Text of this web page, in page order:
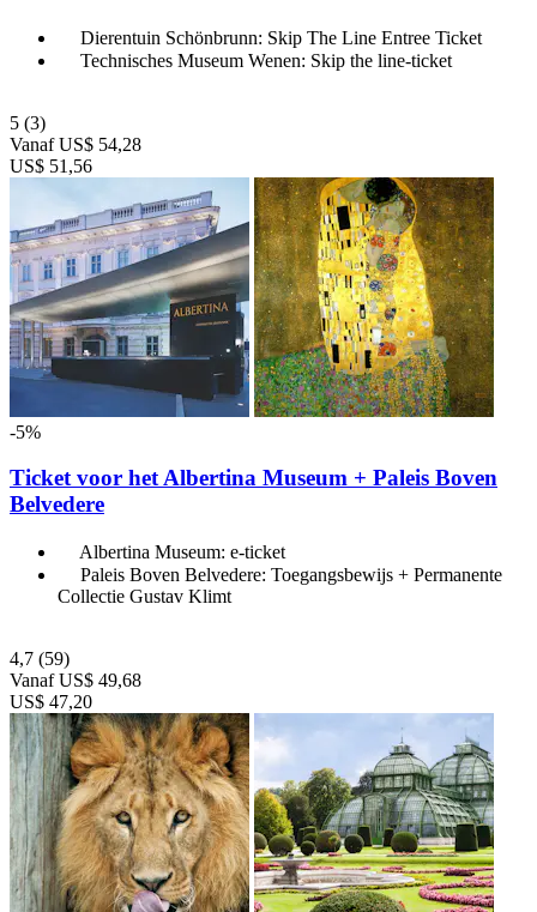
Dierentuin Schönbrunn: Skip The Line Entree Ticket
Technisches Museum Wenen: Skip the line-ticket
5 (3)
Vanaf US$ 54,28
US$ 51,56
-5%
Ticket voor het Albertina Museum + Paleis Boven
Belvedere
Albertina Museum: e-ticket
Paleis Boven Belvedere: Toegangsbewijs + Permanente
Collectie Gustav Klimt
4,7 (59)
Vanaf US$ 49,68
US$ 47,20